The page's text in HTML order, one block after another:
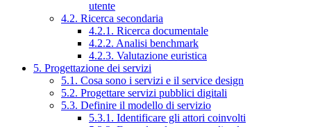
utente
4.2. Ricerca secondaria
4.2.1. Ricerca documentale
4.2.2. Analisi benchmark
4.2.3. Valutazione euristica
5. Progettazione dei servizi
5.1. Cosa sono i servizi e il service design
5.2. Progettare servizi pubblici digitali
5.3. Definire il modello di servizio
5.3.1. Identificare gli attori coinvolti